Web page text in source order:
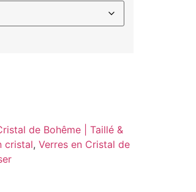
de Bohême | Taillé &
cristal, Verres en Cristal de